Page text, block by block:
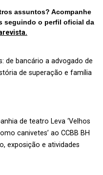
assuntos? Acompanhe
seguindo o perfil oficial da
de bancário a advogado de
de superação e família
de teatro Leva ‘Velhos
canivetes’ ao CCBB BH
exposição e atividades